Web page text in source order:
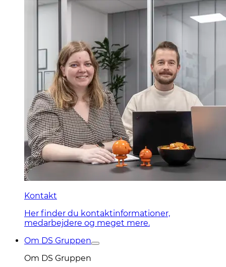
Kontakt
Her finder du kontaktinformationer,
medarbejdere og meget mere.
Om DS Gruppen
Om DS Gruppen